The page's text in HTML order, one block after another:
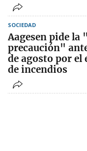
SOCIEDAD
Aagesen pide la
precaución"
de agosto por el
de incendios